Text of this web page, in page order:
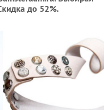
до 52%.